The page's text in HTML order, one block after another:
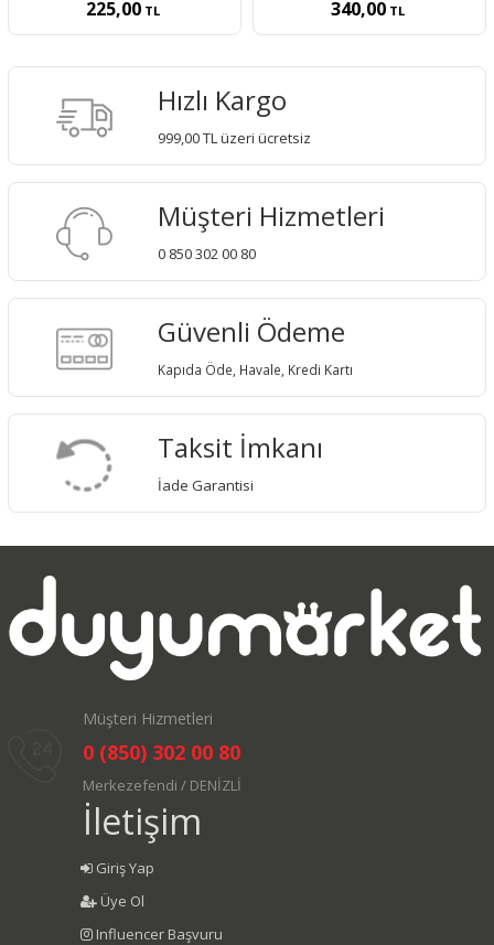
225,00 TL 340,00 TL
Hızlı Kargo
999,00 TL üzeri ücretsiz
Müşteri Hizmetleri
0 850 302 00 80
Güvenli Ödeme
Kapıda Öde, Havale, Kredi Kartı
Taksit İmkanı
İade Garantisi
Müşteri Hizmetleri
0 (850) 302 00 80
Merkezefendi / DENİZLİ
İletişim
Giriş Yap
Üye Ol
Influencer Başvuru